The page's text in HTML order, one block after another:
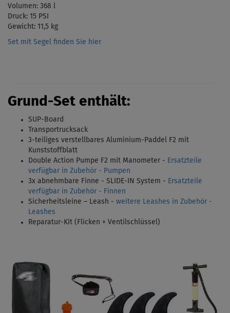
Volumen: 368 l
Druck: 15 PSI
Gewicht: 11,5 kg
Set mit Segel finden Sie hier
Grund-Set enthält:
SUP-Board
Transportrucksack
3-teiliges verstellbares Aluminium-Paddel F2 mit
Kunststoffblatt
Double Action Pumpe F2 mit Manometer - Ersatzteile
verfügbar in Zubehör - Pumpen
3x abnehmbare Finne - SLIDE-IN System - Ersatzteile
verfügbar in Zubehör - Finnen
Sicherheitsleine – Leash - weitere Leashes in Zubehör -
Leashes
Reparatur-Kit (Flicken + Ventilschlüssel)